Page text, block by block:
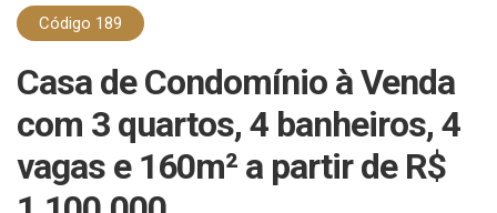
Código 189
Casa de Condomínio à Venda
com 3 quartos, 4 banheiros, 4
vagas e 160m² a partir de R$